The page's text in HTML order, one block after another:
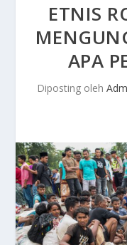
ETNIS
APA
Diposting oleh